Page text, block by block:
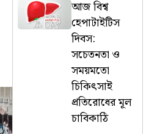
আজ বিশ্ব
হেপাটাইটিস
দিবস:
সচেতনতা ও
সময়মতো
চিকিৎসাই
প্রতিরোধের মূল
চাবিকাঠি